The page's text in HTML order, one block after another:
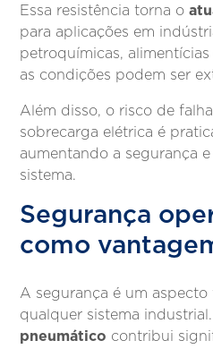
Essa resistência torna o
para aplicações em
petroquímicas,
as condições podem ser
Além disso, o risco de
sobrecarga elétrica é
aumentando a segurança
sistema.
Segurança
como
A segurança é um
qualquer sistema
pneumático contribui